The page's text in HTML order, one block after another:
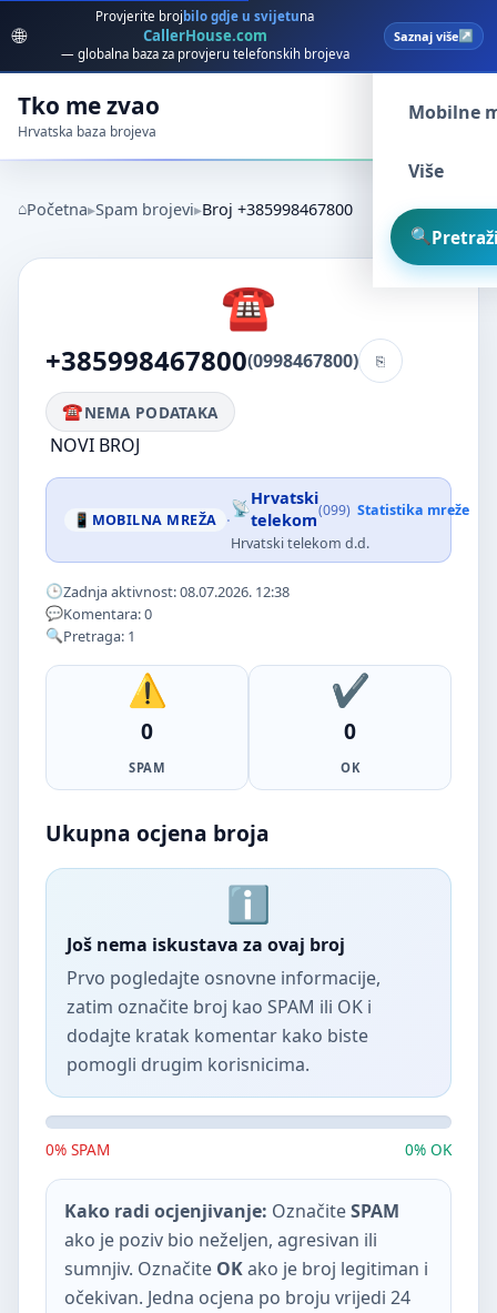
🌐
Provjerite broj bilo gdje u svijetuna
CallerHouse.com
— globalna baza za provjeru telefonskih brojeva
Saznaj više
Tko me zvao
Hrvatska baza brojeva
Spam
Mobilne
Više
Početna Spam brojevi Broj +385998467800
+385998467800(0998467800)
NEMA PODATAKA
NOVI BROJ
MOBILNA MREŽA ·
Hrvatski
telekom(099) Statistika mreže
Hrvatski telekom d.d.
Zadnja aktivnost: 08.07.2026. 12:38
Komentara: 0
Pretraga: 1
0
SPAM
0
OK
Ukupna ocjena broja
Još nema iskustava za ovaj broj
Prvo pogledajte osnovne informacije,
zatim označite broj kao SPAM ili OK i
dodajte kratak komentar kako biste
pomogli drugim korisnicima.
0% SPAM 0% OK
Kako radi ocjenjivanje: OznačiteSPAM
ako je poziv bio neželjen, agresivan ili
sumnjiv. Označite OKako je broj legitiman i
očekivan. Jedna ocjena po broju vrijedi 24